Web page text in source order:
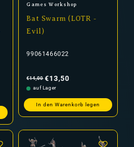
Anbieter:
Games Workshop
Bat Swarm (LOTR -
Evil)
99061466022
Preis
€14,00 €13,50
auf Lager
In den Warenkorb legen